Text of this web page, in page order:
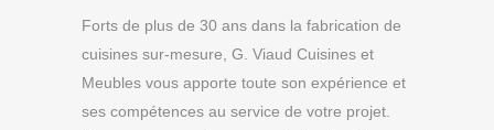
Forts de plus de 30 ans dans la fabrication de
cuisines sur-mesure, G. Viaud Cuisines et
Meubles vous apporte toute son expérience et
ses compétences au service de votre projet.